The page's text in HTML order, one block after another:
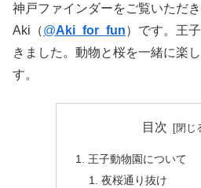
神戸ファインダーをご覧いただ
Aki（@Aki_for_fun）です。王
きました。動物と桜を一緒に楽
す。
目次
王子動物園について
夜桜通り抜け